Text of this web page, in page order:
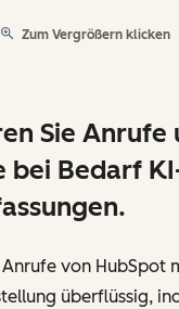
Zum Vergrößern klicken
Sie Anrufe
bei Bedarf
von HubSpot
überflüssig,